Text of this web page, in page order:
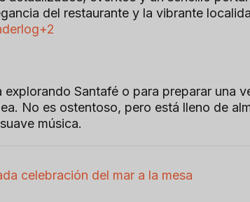
del restaurante y la vibrante
explorando Santafé o para preparar una
No es ostentoso, pero está lleno de
música.
celebración del mar a la mesa